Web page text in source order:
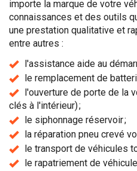
importe la marque de votre
connaissances et des outils
une prestation qualitative et
entre autres :
l'assistance aide au
le remplacement de
l'ouverture de porte de la
clés à l'intérieur) ;
le siphonnage réservoir ;
la réparation pneu crevé
le transport de véhicules
le rapatriement de